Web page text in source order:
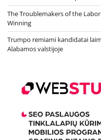
The Troublemakers of the
Winning
Trumpo remiami kandidatai
Alabamos valstijoje